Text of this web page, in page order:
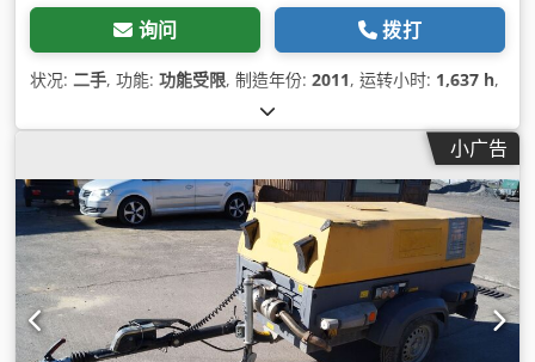
询问 拨打
状况: 二手, 功能: 功能受限, 制造年份: 2011, 运转小时: 1,637 h,
小广告